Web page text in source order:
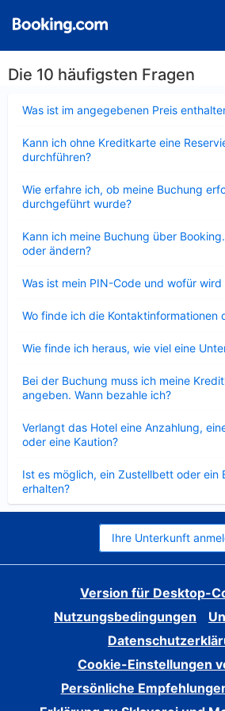
Die 10 häufigsten Fragen
Was ist im angegebenen Preis
Kann ich ohne Kreditkarte eine
durchführen?
Wie erfahre ich, ob meine Buchung
durchgeführt wurde?
Kann ich meine Buchung über
oder ändern?
Was ist mein PIN-Code und wofür
Wo finde ich die Kontaktinformationen
Wie finde ich heraus, wie viel eine
Bei der Buchung muss ich meine
angeben. Wann bezahle ich?
Verlangt das Hotel eine Anzahlung,
oder eine Kaution?
Ist es möglich, ein Zustellbett oder ein
erhalten?
Ihre Unterkunft
Version für Desktop-
Nutzungsbedingungen
Cookie-Einstellungen
Persönliche